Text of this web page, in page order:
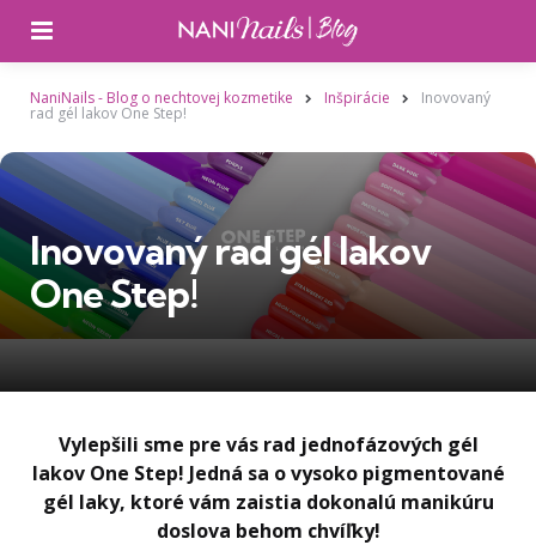
NaniNails - Blog o nechtovej kozmetike Inšpirácie Inovovaný
rad gél lakov One Step!
Inovovaný rad gél lakov
One Step!
Vylepšili sme pre vás rad jednofázových gél
lakov One Step! Jedná sa o vysoko pigmentované
gél laky, ktoré vám zaistia dokonalú manikúru
doslova behom chvíľky!